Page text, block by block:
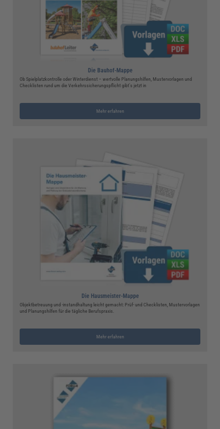
Die Bauhof-Mappe
Ob Spielplatzkontrolle oder Winterdienst – wertvolle Planungshilfen, Mustervorlagen und
Checklisten rund um die Verkehrssicherungspflicht gibt's jetzt in
Mehr erfahren
Die Hausmeister-Mappe
Objektbetreuung und -instandhaltung leicht gemacht: Prüf- und Checklisten, Mustervorlagen
und Planungshilfen für die tägliche Berufspraxis.
Mehr erfahren